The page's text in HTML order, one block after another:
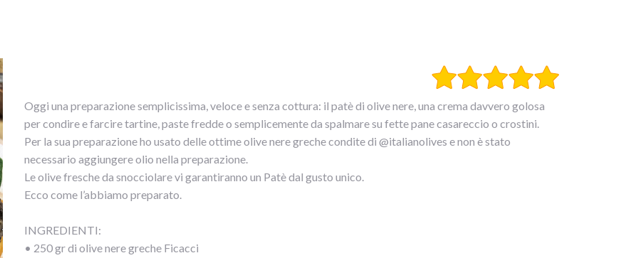
Oggi una preparazione semplicissima, veloce e senza cottura: il patè di olive nere, una crema davvero golosa
per condire e farcire tartine, paste fredde o semplicemente da spalmare su fette pane casareccio o crostini.
Per la sua preparazione ho usato delle ottime olive nere greche condite di @italianolives e non è stato
necessario aggiungere olio nella preparazione.
Le olive fresche da snocciolare vi garantiranno un Patè dal gusto unico.
Ecco come l’abbiamo preparato.
INGREDIENTI:
• 250 gr di olive nere greche Ficacci